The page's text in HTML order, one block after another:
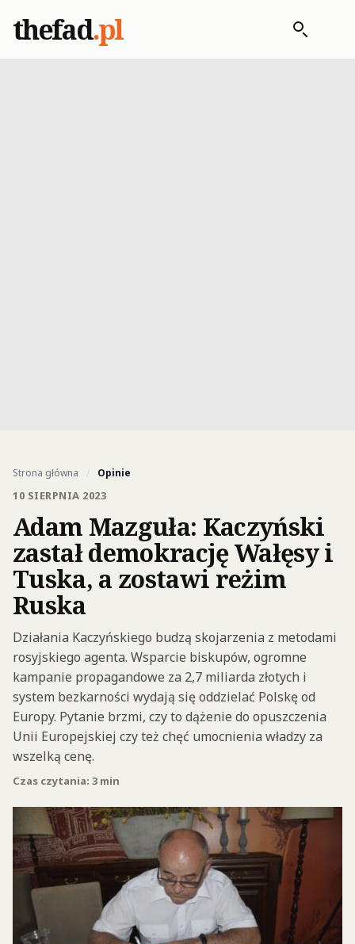
thefad.pl
Strona główna / Opinie
10 SIERPNIA 2023
Adam Mazguła: Kaczyński
zastał demokrację Wałęsy i
Tuska, a zostawi reżim
Ruska
Działania Kaczyńskiego budzą skojarzenia z metodami
rosyjskiego agenta. Wsparcie biskupów, ogromne
kampanie propagandowe za 2,7 miliarda złotych i
system bezkarności wydają się oddzielać Polskę od
Europy. Pytanie brzmi, czy to dążenie do opuszczenia
Unii Europejskiej czy też chęć umocnienia władzy za
wszelką cenę.
Czas czytania: 3 min